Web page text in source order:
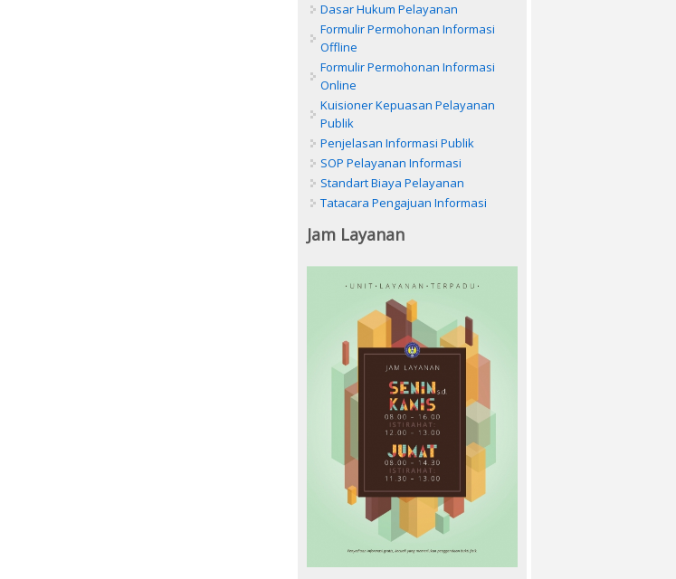
Dasar Hukum Pelayanan
Formulir Permohonan Informasi
Offline
Formulir Permohonan Informasi
Online
Kuisioner Kepuasan Pelayanan
Publik
Penjelasan Informasi Publik
SOP Pelayanan Informasi
Standart Biaya Pelayanan
Tatacara Pengajuan Informasi
Jam Layanan